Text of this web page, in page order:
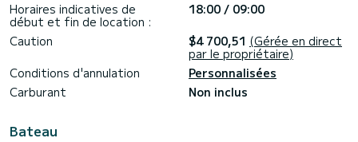
Horaires indicatives de
début et fin de location :
18:00 / 09:00
Caution
$4 700,51 (Gérée en direct
par le propriétaire)
Conditions d'annulation
Personnalisées
Carburant
Non inclus
Bateau